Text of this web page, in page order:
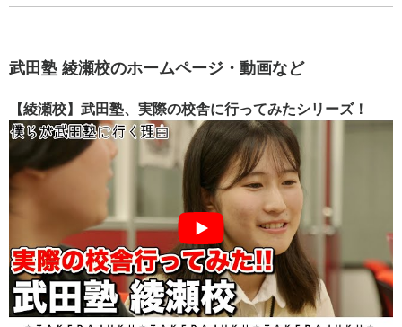
武田塾 綾瀬校のホームページ・動画など
【綾瀬校】武田塾、実際の校舎に行ってみたシリーズ！